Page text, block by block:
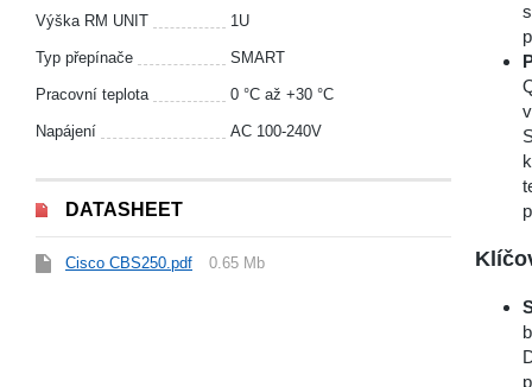
Výška RM UNIT 1U
Typ přepínače SMART
Pracovní teplota 0 °С až +30 °С
Napájení AC 100-240V
DATASHEET
Cisco CBS250.pdf 0.65 Mb